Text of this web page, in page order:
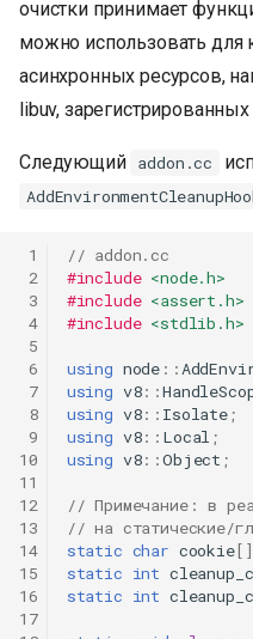
очистки принимает
можно использовать для
асинхронных ресурсов,
libuv,
Следующий addon.cc
1
2
3
4
5
6
7
8
9
10
11
12
13
14
15
16
17
// addon.cc
#include <node.h>
#include <assert.h>
#include <stdlib.h>
using node ::
using v8::
using v8:: Isolate;
using v8:: Local ;
using v8::Object ;
// Примечание: в
// на статические/
static char cookie[]
static int
static int